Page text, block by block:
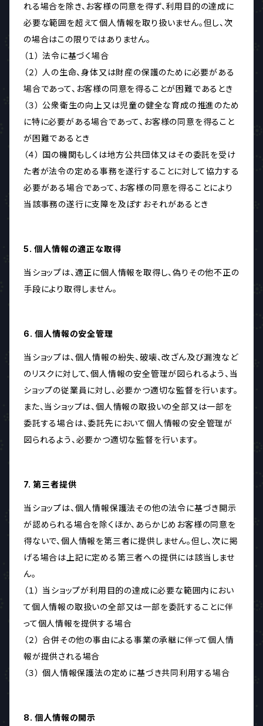
れる場合を除き、お客様の同意を得ず、利用目的の達成に
必要な範囲を超えて個人情報を取り扱いません。但し、次
の場合はこの限りではありません。
（１） 法令に基づく場合
（２） 人の生命、身体又は財産の保護のために必要がある
場合であって、お客様の同意を得ることが困難であるとき
（３） 公衆衛生の向上又は児童の健全な育成の推進のため
に特に必要がある場合であって、お客様の同意を得ること
が困難であるとき
（４） 国の機関もしくは地方公共団体又はその委託を受け
た者が法令の定める事務を遂行することに対して協力する
必要がある場合であって、お客様の同意を得ることにより
当該事務の遂行に支障を及ぼすおそれがあるとき
5. 個人情報の適正な取得
当ショップは、適正に個人情報を取得し、偽りその他不正の
手段により取得しません。
6. 個人情報の安全管理
当ショップは、個人情報の紛失、破壊、改ざん及び漏洩など
のリスクに対して、個人情報の安全管理が図られるよう、当
ショップの従業員に対し、必要かつ適切な監督を行います。
また、当ショップは、個人情報の取扱いの全部又は一部を
委託する場合は、委託先において個人情報の安全管理が
図られるよう、必要かつ適切な監督を行います。
7. 第三者提供
当ショップは、個人情報保護法その他の法令に基づき開示
が認められる場合を除くほか、あらかじめお客様の同意を
得ないで、個人情報を第三者に提供しません。但し、次に掲
げる場合は上記に定める第三者への提供には該当しませ
ん。
（１） 当ショップが利用目的の達成に必要な範囲内におい
て個人情報の取扱いの全部又は一部を委託することに伴
って個人情報を提供する場合
（２） 合併その他の事由による事業の承継に伴って個人情
報が提供される場合
（３） 個人情報保護法の定めに基づき共同利用する場合
8. 個人情報の開示